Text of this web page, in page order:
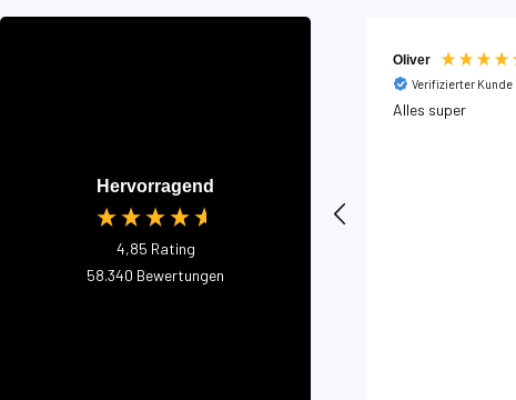
Hervorragend
4,85 Rating
58.340 Bewertungen
Oliver
Verifizierter Kunde
Alles super